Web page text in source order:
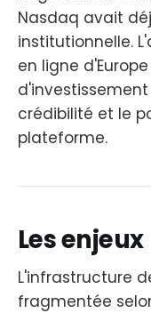
Nasdaq avait
institutionnelle.
en ligne
crédibilité et le
plateforme.
Les enjeux
L'infrastructure
fragmentée